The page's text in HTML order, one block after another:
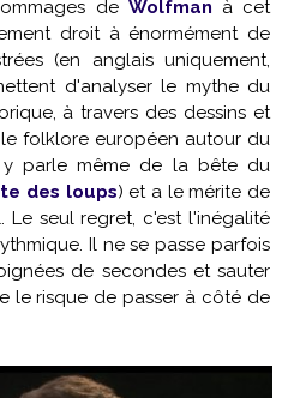
de Wolfman à cet
droit à énormément de
(en anglais uniquement,
d'analyser le mythe du
à travers des dessins et
folklore européen autour du
parle même de la bête du
des loups) et a le mérite de
seul regret, c'est l'inégalité
Il ne se passe parfois
de secondes et sauter
le risque de passer à côté de